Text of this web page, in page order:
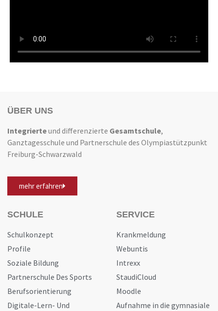
ÜBER UNS
Integrierteund differenzierte Gesamtschule,
Ganztagesschule und Partnerschule des Olympiastützpunkt
Freiburg-Schwarzwald
mehr erfahren
SCHULE
Schulkonzept
Profile
Soziale Bildung
Partnerschule Des Sports
Berufsorientierung
Digitale-Lern- Und
SERVICE
Krankmeldung
Webuntis
Intrexx
StaudiCloud
Moodle
Aufnahme in die gymnasiale